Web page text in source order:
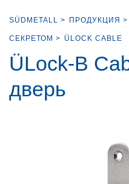
SÜDMETALL > ПРОДУКЦИЯ >
СЕКРЕТОМ > ÜLOCK CABLE
ÜLock-B
дверь